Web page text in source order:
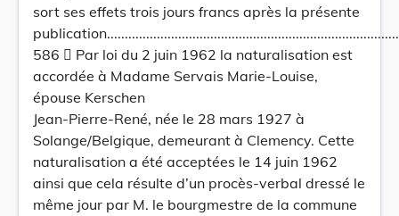
sort ses effets trois jours francs après la présente
586  Par loi du 2 juin 1962 la naturalisation est
accordée à Madame Servais Marie-Louise,
épouse Kerschen
Jean-Pierre-René, née le 28 mars 1927 à
Solange/Belgique, demeurant à Clemency. Cette
naturalisation a été acceptées le 14 juin 1962
ainsi que cela résulte d’un procès-verbal dressé le
même jour par M. le bourgmestre de la commune